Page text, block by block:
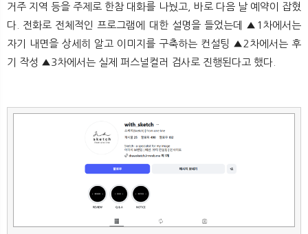
거주 지역 등을 주제로 한참 대화를 나눴고, 바로 다음 날 예약이 잡혔
다. 전화로 전체적인 프로그램에 대한 설명을 들었는데 ▲1차에서는
자기 내면을 상세히 알고 이미지를 구축하는 컨설팅 ▲2차에서는 후
기 작성 ▲3차에서는 실제 퍼스널컬러 검사로 진행된다고 했다.